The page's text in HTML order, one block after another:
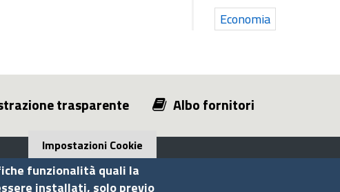
Economia
trasparente Albo fornitori
Impostazioni Cookie
funzionalità quali la
installati, solo previo